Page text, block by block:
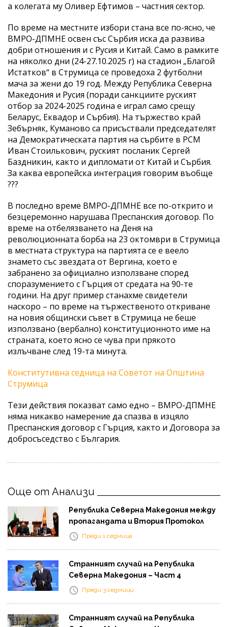
а колегата му Оливер Ефтимов – частния сектор.
По време на местните избори стана все по-ясно, че
ВМРО-ДПМНЕ освен със Сърбия иска да развива
добри отношения и с Русия и Китай. Само в рамките
на няколко дни (24-27.10.2025 г) на стадион „Благой
Истатков“ в Струмица се проведоха 2 футболни
мача за жени до 19 год. Между Република Северна
Македония и Русия (поради санкциите руският
отбор за 2024-2025 година е играл само срещу
Беларус, Еквадор и Сърбия). На тържество край
Зебърняк, Куманово са присъствали председателят
на Демократическата партия на сърбите в РСМ
Иван Стоилькович, руският посланик Сергей
Баздникин, както и дипломати от Китай и Сърбия.
За каква европейска интеграция говорим въобще
???
В последно време ВМРО-ДПМНЕ все по-открито и
безцеремонно нарушава Преспанския договор. По
време на отбелязването на Деня на
революционната борба на 23 октомври в Струмица
в местната структура на партията се е веело
знамето със звездата от Вергина, което е
забранено за официално използване според
споразумението с Гърция от средата на 90-те
години. На друг пример станахме свидетели
наскоро – по време на тържественото откриване
на новия общински съвет в Струмица не беше
използвано (вербално) конституционното име на
страната, което ясно се чува при прякото
излъчване след 19-та минута.
Конститутивна седница на Советот на Општина
Струмица
Тези действия показват само едно – ВМРО-ДПМНЕ
няма никакво намерение да спазва в изцяло
Преспанския договор с Гърция, както и Договора за
добросъседство с България.
Още от Анализи
Република Северна Македония между
пропагандата и Втория Протокол
Преди 1 седмица
Странният случай на Република
Северна Македония – Част 4
Преди 3 седмици
Странният случай на Република